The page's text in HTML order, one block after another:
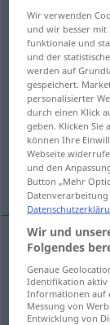
Übersicht
(Für mehr Details
ab-,
erschleichen
gewinnen,
empfangen
Wir verwenden
und wir besser
funktionale und
und der
werden auf
gespeichert.
personalisierter
durch einen Klick
geben. Klicken Sie
können Ihre
Webseite
und den
Button „Mehr
Wir und
Folgendes
Genaue
Identifikation aktiv
Informationen auf
Messung von
Entwicklung von